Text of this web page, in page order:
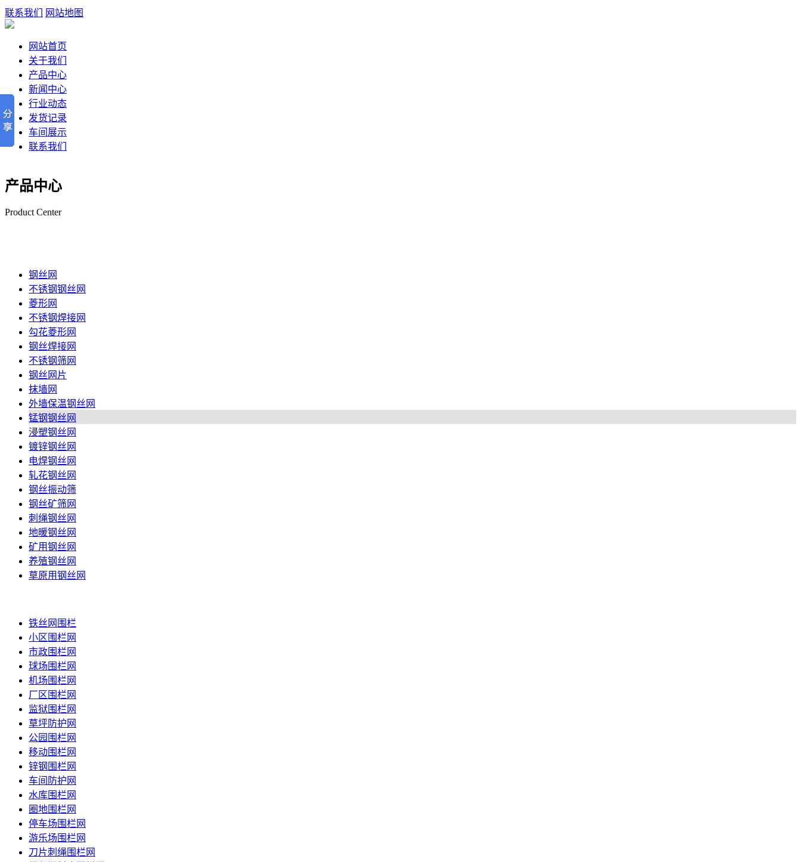
联系我们 网站地图
网站首页
关于我们
产品中心
新闻中心
行业动态
发货记录
车间展示
联系我们
产品中心
Product Center
钢丝网
不锈钢钢丝网
菱形网
不锈钢焊接网
勾花菱形网
钢丝焊接网
不锈钢筛网
钢丝网片
抹墙网
外墙保温钢丝网
锰钢钢丝网
浸塑钢丝网
镀锌钢丝网
电焊钢丝网
轧花钢丝网
钢丝振动筛
钢丝矿筛网
刺绳钢丝网
地暖钢丝网
矿用钢丝网
养殖钢丝网
草原用钢丝网
铁丝网围栏
小区围栏网
市政围栏网
球场围栏网
机场围栏网
厂区围栏网
监狱围栏网
草坪防护网
公园围栏网
移动围栏网
锌钢围栏网
车间防护网
水库围栏网
圈地围栏网
停车场围栏网
游乐场围栏网
刀片刺绳围栏网